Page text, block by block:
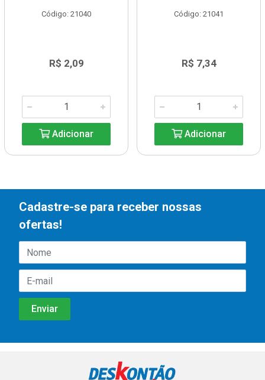
Código: 21040
R$ 2,09
Adicionar
Código: 21041
R$ 7,34
Adicionar
Cadastre-se para receber nossas
ofertas!